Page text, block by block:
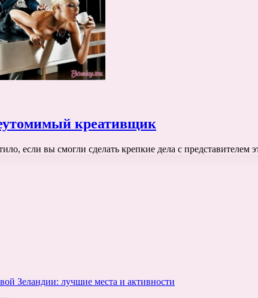
креативщик
если вы смогли сделать крепкие дела с
Зеландии: лучшие места и активности